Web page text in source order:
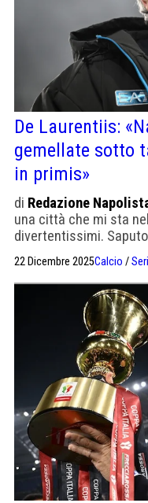
De Laurentiis:
gemellate sotto
in primis»
di Redazione
una città che mi sta
divertentissimi.
22 Dicembre 2025Calcio /